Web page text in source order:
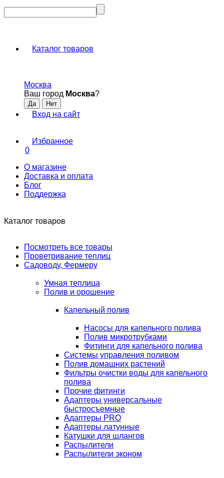
Каталог товаров
Москва
Ваш город Москва?
Вход на сайт
Избранное
0
О магазине
Доставка и оплата
Блог
Поддержка
Каталог товаров
Посмотреть все товары
Проветривание теплиц
Садоводу, Фермеру
Умная теплица
Полив и орошение
Капельный полив
Насосы для капельного полива
Полив микротрубками
Фитинги для капельного полива
Системы управления поливом
Полив домашних растений
Фильтры очистки воды для капельного
полива
Прочие фитинги
Адаптеры универсальные
быстросъемные
Адаптеры PRO
Адаптеры латунные
Катушки для шлангов
Распылители
Распылители эконом